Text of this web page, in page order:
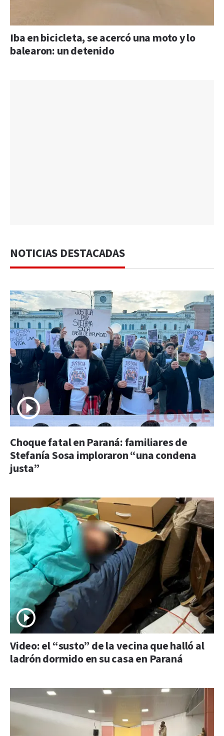
Iba en bicicleta, se acercó una moto y lo
balearon: un detenido
NOTICIAS DESTACADAS
Choque fatal en Paraná: familiares de
Stefanía Sosa imploraron “una condena
justa”
Video: el “susto” de la vecina que halló al
ladrón dormido en su casa en Paraná